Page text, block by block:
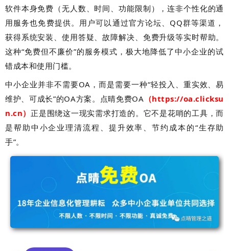
软件本身免费（无人数、时间、功能限制），连非个性化的通
用服务也免费提供。用户可以通过官方论坛、QQ群等渠道，
获得系统安装、使用答疑、故障解决、免费升级等实时帮助。
这种“免费但不廉价”的服务模式，极大地降低了中小企业的试
错成本和使用门槛。
中小企业并非不需要OA，而是需要一种“轻投入、重实效、易
维护、可成长”的OA方案。点晴免费OA （https://oa.clicksu
n.cn） 正是围绕这一现实需求打造的。它不是花哨的工具，而
是帮助中小企业理清流程、提升效率、节约成本的“生存助
手”。